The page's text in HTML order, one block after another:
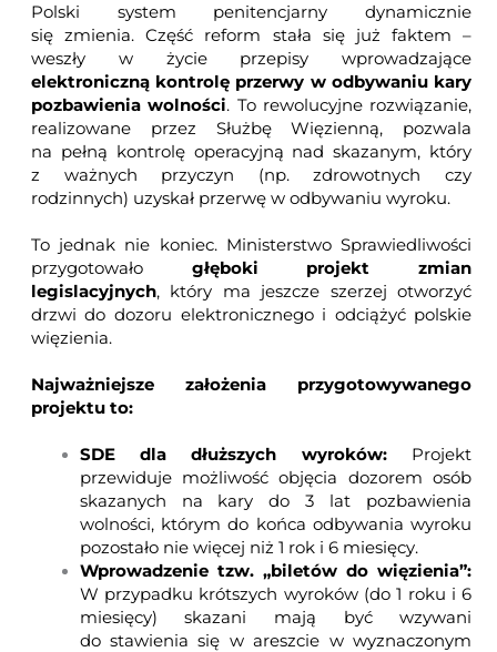
Polski system penitencjarny dynamicznie
się zmienia. Część reform stała się już faktem –
weszły w życie przepisy wprowadzające
elektroniczną kontrolę przerwy w odbywaniu kary
pozbawienia wolności. To rewolucyjne rozwiązanie,
realizowane przez Służbę Więzienną, pozwala
na pełną kontrolę operacyjną nad skazanym, który
z ważnych przyczyn (np. zdrowotnych czy
rodzinnych) uzyskał przerwę w odbywaniu wyroku.
To jednak nie koniec. Ministerstwo Sprawiedliwości
przygotowało głęboki projekt zmian
legislacyjnych, który ma jeszcze szerzej otworzyć
drzwi do dozoru elektronicznego i odciążyć polskie
więzienia.
Najważniejsze założenia przygotowywanego
projektu to:
SDE dla dłuższych wyroków:Projekt
przewiduje możliwość objęcia dozorem osób
skazanych na kary do 3 lat pozbawienia
wolności, którym do końca odbywania wyroku
pozostało nie więcej niż 1 rok i 6 miesięcy.
Wprowadzenie tzw. „biletów do więzienia”:
W przypadku krótszych wyroków (do 1 roku i 6
miesięcy) skazani mają być wzywani
do stawienia się w areszcie w wyznaczonym